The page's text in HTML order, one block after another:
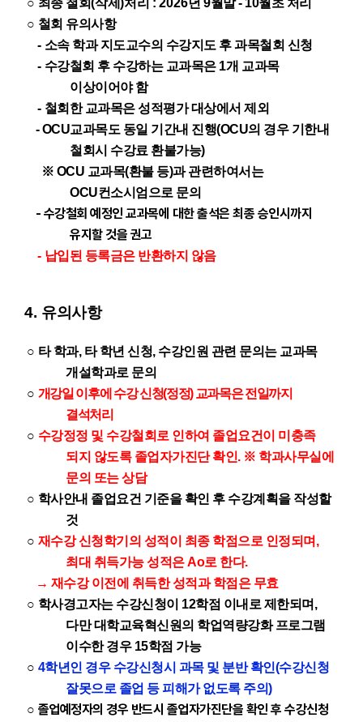
○ 최종 철회(삭제 )처리 : 2026년 9월말 - 10월초 처리
○ 철회 유의사항
- 소속 학과 지도교수의 수강지도 후 과목철회 신청
- 수강철회 후 수강하는 교과목은 1개 교과목
이상이어야 함
- 철회한 교과목은 성적평가 대상에서 제외
- OCU교과목도 동일 기간내 진행(OCU의 경우 기한내
철회시 수강료 환불가능)
※ OCU 교과목(환불 등)과 관련하여서는
OCU컨소시엄으로 문의
- 수강철회 예정인 교과목에 대한출석은 최종 승인시까지
유지할 것을 권고
- 납입된 등록금은 반환하지 않음
4. 유의사항
○ 타 학과, 타 학년 신청, 수강인원 관련 문의는 교과목
개설학과로 문의
○ 개강일 이후에 수강 신청(정정) 교과목은 전일까지
결석처리
○ 수강정정 및 수강철회로 인하여 졸업요건이 미충족
되지 않도록 졸업자가진단 확인. ※ 학과사무실에
문의 또는 상담
○ 학사안내 졸업요건 기준을 확인 후 수강계획을 작성할
것
○ 재수강 신청학기의 성적이 최종 학점으로 인정되며,
최대 취득가능 성적은 Ao로 한다.
→ 재수강 이전에 취득한 성적과 학점은 무효
○ 학사경고자는 수강신청이 12학점 이내로 제한되며,
다만 대학교육혁신원의 학업역량강화 프로그램
이수한 경우 15학점 가능
○ 4학년인 경우 수강신청시 과목 및 분반 확인(수강신청
잘못으로 졸업 등 피해가 없도록 주의)
○ 졸업예정자의 경우 반드시 졸업자가진단을 확인 후 수강신청